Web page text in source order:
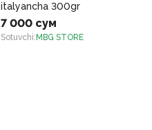
italyancha 300gr
7 000 сум
Sotuvchi: MBG STORE